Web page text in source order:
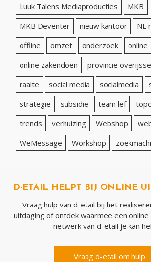
Luuk Talens Mediaproducties
MKB
MKB Deventer
nieuw kantoor
NL
offline
omzet onderzoek
online
online zakendoen
provincie
raalte
social media socialmedia
strategie
subsidie team lef
trends
verhuizing Webshop
WeMessage
Workshop
D-ETAIL HELPT BIJ ONLINE
Vraag hulp van d-etail bij het
uitdaging of ontdek waarmee een
netwerk van d-etail je kan
Vraag d-etail om hulp